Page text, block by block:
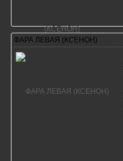
ФАРА ЛЕВАЯ (КСЕНОН)